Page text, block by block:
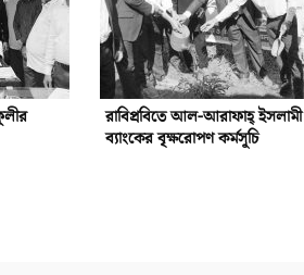
রাবিপ্রবিতে আল-আরাফাহ্‌ ইসলামী
ব্যাংকের বৃক্ষরোপণ কর্মসূচি